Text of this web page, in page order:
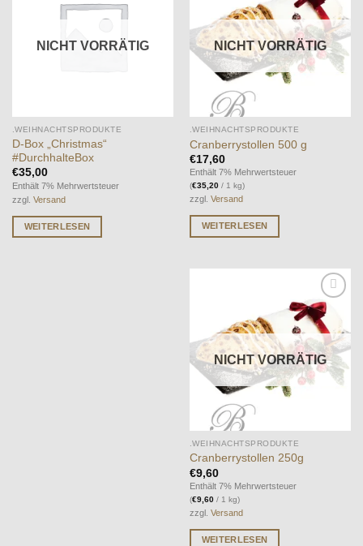
Wunschliste
NICHT VORRÄTIG
.WEIHNACHTSPRODUKTE
D-Box „Christmas“
#DurchhalteBox
€35,00
Enthält 7% Mehrwertsteuer
zzgl. Versand
WEITERLESEN
Wunschliste
NICHT VORRÄTIG
.WEIHNACHTSPRODUKTE
Cranberrystollen 500 g
€17,60
Enthält 7% Mehrwertsteuer
(€35,20/ 1 kg)
zzgl. Versand
WEITERLESEN
Auf die
Wunschliste
NICHT VORRÄTIG
.WEIHNACHTSPRODUKTE
Cranberrystollen 250g
€9,60
Enthält 7% Mehrwertsteuer
(€9,60/ 1 kg)
zzgl. Versand
WEITERLESEN